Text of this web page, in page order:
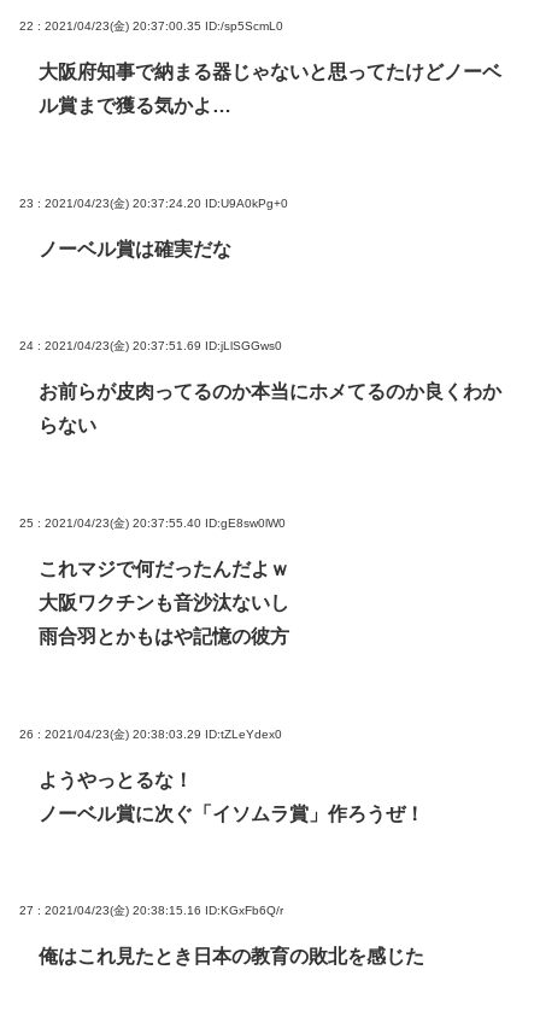
22 : 2021/04/23(金) 20:37:00.35 ID:/sp5ScmL0
大阪府知事で納まる器じゃないと思ってたけどノーベ
ル賞まで獲る気かよ…
23 : 2021/04/23(金) 20:37:24.20 ID:U9A0kPg+0
ノーベル賞は確実だな
24 : 2021/04/23(金) 20:37:51.69 ID:jLlSGGws0
お前らが皮肉ってるのか本当にホメてるのか良くわか
らない
25 : 2021/04/23(金) 20:37:55.40 ID:gE8sw0lW0
これマジで何だったんだよｗ
大阪ワクチンも音沙汰ないし
雨合羽とかもはや記憶の彼方
26 : 2021/04/23(金) 20:38:03.29 ID:tZLeYdex0
ようやっとるな！
ノーベル賞に次ぐ「イソムラ賞」作ろうぜ！
27 : 2021/04/23(金) 20:38:15.16 ID:KGxFb6Q/r
俺はこれ見たとき日本の教育の敗北を感じた